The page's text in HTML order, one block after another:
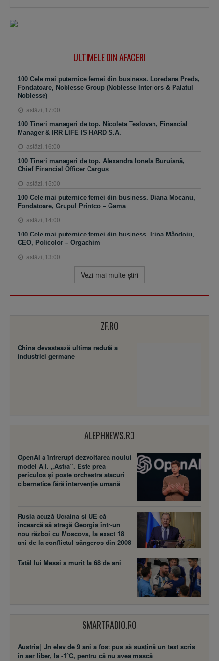
ULTIMELE DIN AFACERI
100 Cele mai puternice femei din business. Loredana Preda,
Fondatoare, Noblesse Group (Noblesse Interiors & Palatul
Noblesse)
astăzi, 17:00
100 Tineri manageri de top. Nicoleta Teslovan, Financial
Manager & IRR LIFE IS HARD S.A.
astăzi, 16:00
100 Tineri manageri de top. Alexandra Ionela Buruiană,
Chief Financial Officer Cargus
astăzi, 15:00
100 Cele mai puternice femei din business. Diana Mocanu,
Fondatoare, Grupul Printco – Gama
astăzi, 14:00
100 Cele mai puternice femei din business. Irina Măndoiu,
CEO, Policolor – Orgachim
astăzi, 13:00
Vezi mai multe ştiri
ZF.RO
China devastează ultima redută a
industriei germane
ALEPHNEWS.RO
OpenAI a întrerupt dezvoltarea noului
model A.I. „Astra”. Este prea
periculos și poate orchestra atacuri
cibernetice fără intervenție umană
Rusia acuză Ucraina şi UE că
încearcă să atragă Georgia într-un
nou război cu Moscova, la exact 18
ani de la conflictul sângeros din 2008
Tatăl lui Messi a murit la 68 de ani
SMARTRADIO.RO
Austria| Un elev de 9 ani a fost pus să susţină un test scris
în aer liber, la -1°C, pentru că nu avea mască